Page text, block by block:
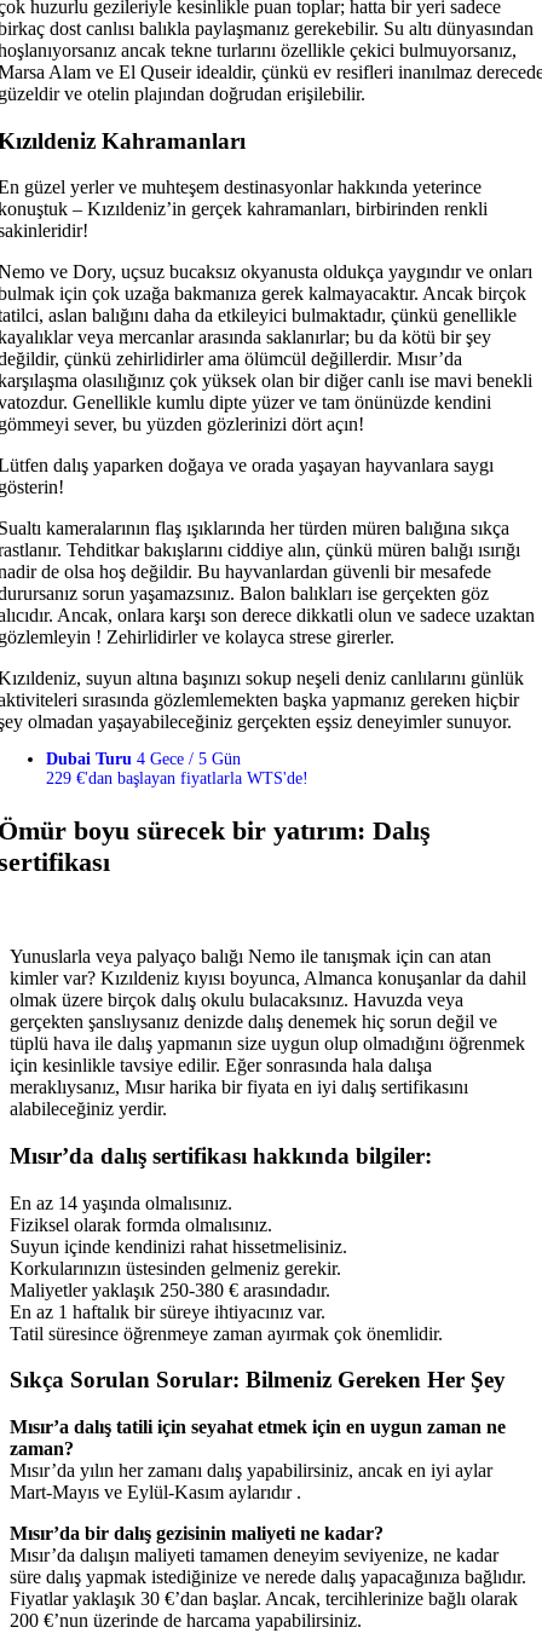
huzurlu gezileriyle kesinlikle puan toplar; hatta bir yeri sadece
dost canlısı balıkla paylaşmanız gerekebilir. Su altı dünyasından
ancak tekne turlarını özellikle çekici bulmuyorsanız,
Alam ve El Quseir idealdir, çünkü ev resifleri inanılmaz
ve otelin plajından doğrudan erişilebilir.
Kahramanları
güzel yerler ve muhteşem destinasyonlar hakkında yeterince
– Kızıldeniz’in gerçek kahramanları, birbirinden renkli
ve Dory, uçsuz bucaksız okyanusta oldukça yaygındır ve onları
için çok uzağa bakmanıza gerek kalmayacaktır. Ancak birçok
aslan balığını daha da etkileyici bulmaktadır, çünkü genellikle
veya mercanlar arasında saklanırlar; bu da kötü bir şey
çünkü zehirlidirler ama ölümcül değillerdir. Mısır’da
olasılığınız çok yüksek olan bir diğer canlı ise mavi benekli
Genellikle kumlu dipte yüzer ve tam önünüzde kendini
sever, bu yüzden gözlerinizi dört açın!
dalış yaparken doğaya ve orada yaşayan hayvanlara saygı
kameralarının flaş ışıklarında her türden müren balığına sıkça
Tehditkar bakışlarını ciddiye alın, çünkü müren balığı ısırığı
de olsa hoş değildir. Bu hayvanlardan güvenli bir mesafede
sorun yaşamazsınız. Balon balıkları ise gerçekten göz
Ancak, onlara karşı son derece dikkatli olun ve sadece uzaktan
! Zehirlidirler ve kolayca strese girerler.
suyun altına başınızı sokup neşeli deniz canlılarını günlük
sırasında gözlemlemekten başka yapmanız gereken hiçbir
olmadan yaşayabileceğiniz gerçekten eşsiz deneyimler sunuyor.
Dubai Turu 4 Gece / 5 Gün
229 €'dan başlayan fiyatlarla WTS'de!
boyu sürecek bir yatırım: Dalış
Yunuslarla veya palyaço balığı Nemo ile tanışmak için can atan
kimler var? Kızıldeniz kıyısı boyunca, Almanca konuşanlar da dahil
olmak üzere birçok dalış okulu bulacaksınız. Havuzda veya
gerçekten şanslıysanız denizde dalış denemek hiç sorun değil ve
tüplü hava ile dalış yapmanın size uygun olup olmadığını öğrenmek
için kesinlikle tavsiye edilir. Eğer sonrasında hala dalışa
meraklıysanız, Mısır harika bir fiyata en iyi dalış sertifikasını
alabileceğiniz yerdir.
Mısır’da dalış sertifikası hakkında bilgiler:
En az 14 yaşında olmalısınız.
Fiziksel olarak formda olmalısınız.
Suyun içinde kendinizi rahat hissetmelisiniz.
Korkularınızın üstesinden gelmeniz gerekir.
Maliyetler yaklaşık 250-380 € arasındadır.
En az 1 haftalık bir süreye ihtiyacınız var.
Tatil süresince öğrenmeye zaman ayırmak çok önemlidir.
Sıkça Sorulan Sorular: Bilmeniz Gereken Her Şey
Mısır’a dalış tatili için seyahat etmek için en uygun zaman ne
zaman?
Mısır’da yılın her zamanı dalış yapabilirsiniz, ancak en iyi aylar
Mart-Mayıs ve Eylül-Kasım aylarıdır .
Mısır’da bir dalış gezisinin maliyeti ne kadar?
Mısır’da dalışın maliyeti tamamen deneyim seviyenize, ne kadar
süre dalış yapmak istediğinize ve nerede dalış yapacağınıza bağlıdır.
Fiyatlar yaklaşık 30 €’dan başlar. Ancak, tercihlerinize bağlı olarak
200 €’nun üzerinde de harcama yapabilirsiniz.